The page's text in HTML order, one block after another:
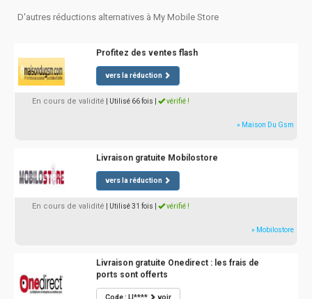
D'autres réductions alternatives à My Mobile Store
Profitez des ventes flash
vers la réduction
En cours de validité | Utilisé 66 fois vérifié !
» Maison Du Gsm
Livraison gratuite Mobilostore
vers la réduction
En cours de validité | Utilisé 31 fois vérifié !
» Mobilostore
Livraison gratuite Onedirect : les frais de
ports sont offerts
Code : LI**** voir